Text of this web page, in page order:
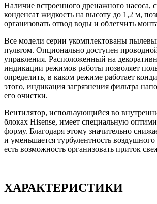
Наличие встроенного дренажного насоса,
конденсат жидкость на высоту до 1,2 м,
организовать отвод воды и облегчить
Все модели серии укомплектованы
пультом. Опционально доступен
управления. Расположенный на
индикации режимов работы позволяет
определить, в каком режиме работает
этого, индикация загрязнения фильтра
его очистки.
Вентилятор, использующийся во
блоках Hisense, имеет специальную
форму. Благодаря этому значительно
и уменьшается турбулентность
есть возможность организовать приток
ХАРАКТЕРИСТИКИ